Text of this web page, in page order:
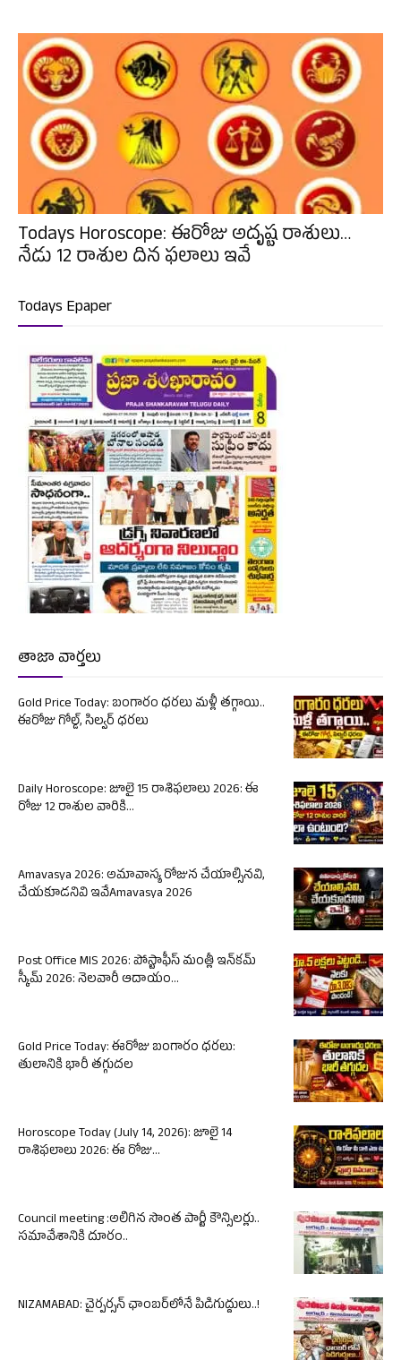
Todays Horoscope: ఈరోజు అదృష్ట రాశులు…
నేడు 12 రాశుల దిన ఫలాలు ఇవే
Todays Epaper
తాజా వార్తలు
Gold Price Today: బంగారం ధరలు మళ్లీ తగ్గాయి..
ఈరోజు గోల్డ్, సిల్వర్ ధరలు
Daily Horoscope: జూలై 15 రాశిఫలాలు 2026: ఈ
రోజు 12 రాశుల వారికి...
Amavasya 2026: అమావాస్య రోజున చేయాల్సినవి,
చేయకూడనివి ఇవేAmavasya 2026
Post Office MIS 2026: పోస్టాఫీస్ మంత్లీ ఇన్‌కమ్
స్కీమ్ 2026: నెలవారీ ఆదాయం...
Gold Price Today: ఈరోజు బంగారం ధరలు:
తులానికి భారీ తగ్గుదల
Horoscope Today (July 14, 2026): జూలై 14
రాశిఫలాలు 2026: ఈ రోజు...
Council meeting :అలిగిన సొంత పార్టీ కౌన్సిలర్లు..
సమావేశానికి దూరం..
NIZAMABAD: చైర్పర్సన్ ఛాంబర్‌లోనే పిడిగుద్దులు..!